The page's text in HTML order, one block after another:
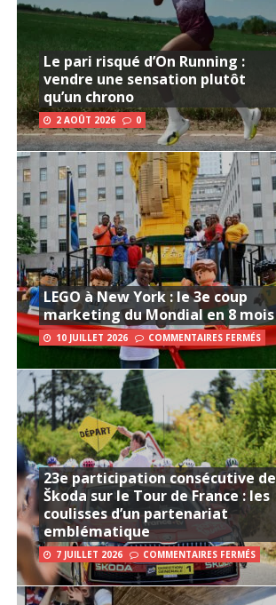
Le pari risqué d’On Running :
vendre une sensation plutôt
qu’un chrono
2 AOÛT 2026 0
LEGO à New York : le 3e coup
marketing du Mondial en 8 mois
10 JUILLET 2026 COMMENTAIRES FERMÉS
23e participation consécutive de
Škoda sur le Tour de France : les
coulisses d’un partenariat
emblématique
7 JUILLET 2026 COMMENTAIRES FERMÉS